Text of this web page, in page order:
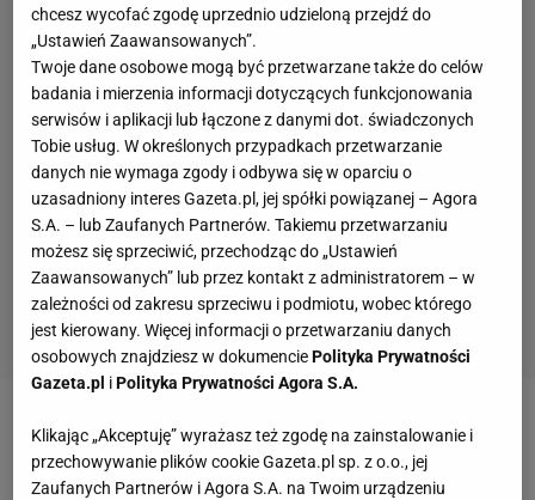
Zobacz wideoSzczęsny oficjalnie numerem 1 w
Barcelonie. Zostanie na kolejny sezon?
chcesz wycofać zgodę uprzednio udzieloną przejdź do
„Ustawień Zaawansowanych”.
Twoje dane osobowe mogą być przetwarzane także do celów
badania i mierzenia informacji dotyczących funkcjonowania
serwisów i aplikacji lub łączone z danymi dot. świadczonych
Tobie usług. W określonych przypadkach przetwarzanie
danych nie wymaga zgody i odbywa się w oparciu o
uzasadniony interes Gazeta.pl, jej spółki powiązanej – Agora
S.A. – lub Zaufanych Partnerów. Takiemu przetwarzaniu
możesz się sprzeciwić, przechodząc do „Ustawień
Zaawansowanych” lub przez kontakt z administratorem – w
zależności od zakresu sprzeciwu i podmiotu, wobec którego
jest kierowany. Więcej informacji o przetwarzaniu danych
osobowych znajdziesz w dokumenciePolityka Prywatności
Gazeta.pl iPolityka Prywatności Agora S.A.
Klikając „Akceptuję” wyrażasz też zgodę na zainstalowanie i
przechowywanie plików cookie Gazeta.pl sp. z o.o., jej
Zaufanych Partnerów i Agora S.A. na Twoim urządzeniu